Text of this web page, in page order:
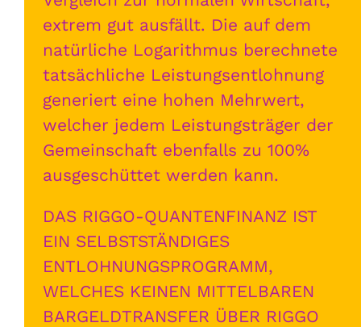
extrem gut ausfällt. Die auf dem
natürliche Logarithmus berechnete
tatsächliche Leistungsentlohnung
generiert eine hohen Mehrwert,
welcher jedem Leistungsträger der
Gemeinschaft ebenfalls zu 100%
ausgeschüttet werden kann.
DAS RIGGO-QUANTENFINANZ IST
EIN SELBSTSTÄNDIGES
ENTLOHNUNGSPROGRAMM,
WELCHES KEINEN MITTELBAREN
BARGELDTRANSFER ÜBER RIGGO